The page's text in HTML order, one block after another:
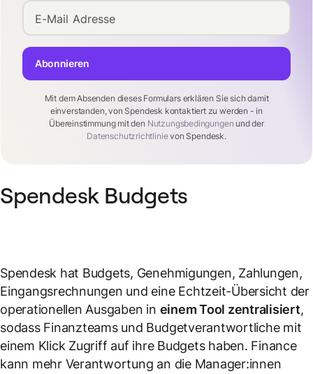
E-Mail Adresse
Mit dem Absenden dieses Formulars erklären Sie sich damit
einverstanden, von Spendesk kontaktiert zu werden - in
Übereinstimmung mit den Nutzungsbedingungen und der
Datenschutzrichtlinievon Spendesk.
Abonnieren
Spendesk Budgets
Spendesk hat Budgets, Genehmigungen, Zahlungen,
Eingangsrechnungen und eine Echtzeit-Übersicht der
operationellen Ausgaben in einem Tool zentralisiert,
sodass Finanzteams und Budgetverantwortliche mit
einem Klick Zugriff auf ihre Budgets haben. Finance
kann mehr Verantwortung an die Manager:innen